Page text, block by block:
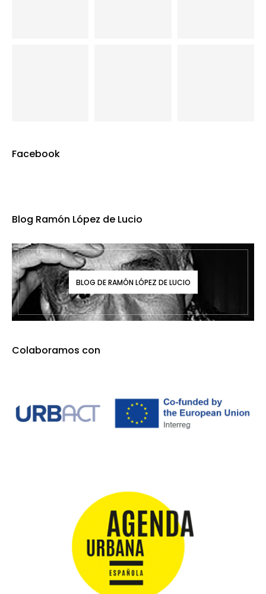
Facebook
Blog Ramón López de Lucio
BLOG DE RAMÓN LÓPEZ DE LUCIO
Colaboramos con